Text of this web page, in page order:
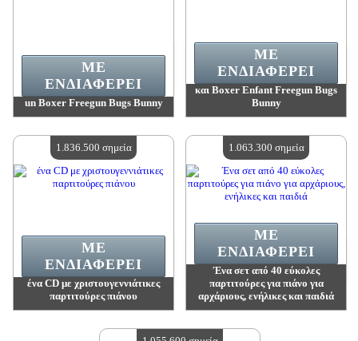
un Boxer Freegun Bugs Bunny
Διαθέσιμη ποσότητα:4
ΜΕ
ΕΝΔΙΑΦΈΡΕΙ
και Boxer Enfant Freegun Bugs
Bunny
Διαθέσιμη ποσότητα:4
ΜΕ
ΕΝΔΙΑΦΈΡΕΙ
ένα CD με χριστουγεννιάτικες
παρτιτούρες πιάνου
Διαθέσιμη ποσότητα:4
ΜΕ
ΕΝΔΙΑΦΈΡΕΙ
1.836.500 σημεία
Ένα σετ από 40 εύκολες
παρτιτούρες για πιάνο για
αρχάριους, ενήλικες και παιδιά
Διαθέσιμη ποσότητα:
ΜΕ
ΕΝΔΙΑΦΈΡΕΙ
1.063.300 σημεία